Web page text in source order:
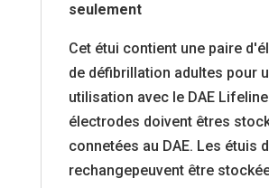
seulement
Cet étui contient une paire
de défibrillation adultes pour
utilisation avec le DAE
électrodes doivent êtres
connetées au DAE. Les étuis
rechangepeuvent être